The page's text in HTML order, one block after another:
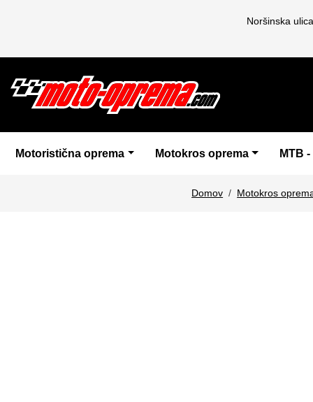
Noršinska
Motoristična oprema Motokros oprema MTB
Domov Motokros